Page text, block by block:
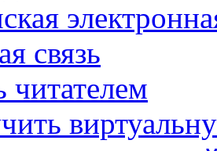
связь
читателем